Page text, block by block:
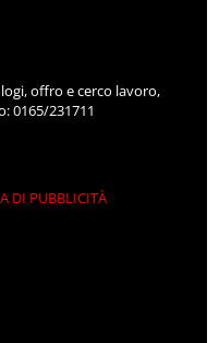
offro e cerco lavoro,
0165/231711
DI PUBBLICITÀ